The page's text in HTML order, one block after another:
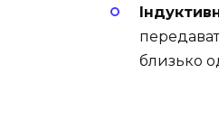
близько